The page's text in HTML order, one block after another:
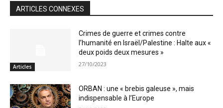
ARTICLES CONNEXES
Articles
Crimes de guerre et crimes contre
l’humanité en Israël/Palestine : Halte aux «
deux poids deux mesures »
27/10/2023
ORBAN : une « brebis galeuse », mais
indispensable à l’Europe